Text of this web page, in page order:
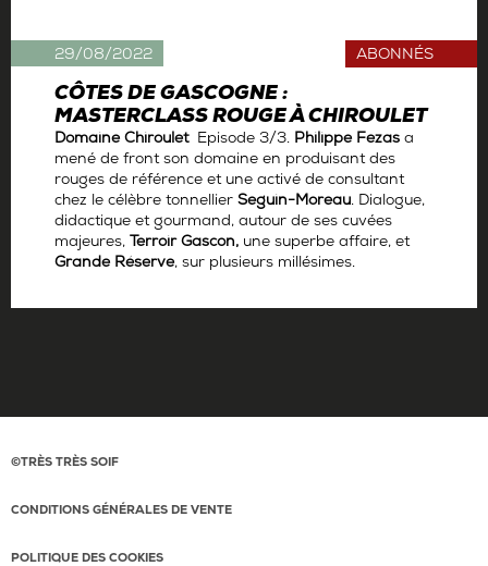
CÔTES DE GASCOGNE :
MASTERCLASS ROUGE À CHIROULET
ABONNÉS
Domaine ChirouletEpisode 3/3. Philippe Fezas a
mené de front son domaine en produisant des
rouges de référence et une activé de consultant
chez le célèbre tonnellier Seguin-Moreau. Dialogue,
didactique et gourmand, autour de ses cuvées
majeures, Terroir Gascon, une superbe affaire, et
Grande Réserve, sur plusieurs millésimes.
29/08/2022
©TRÈS TRÈS SOIF
CONDITIONS GÉNÉRALES DE VENTE
POLITIQUE DES COOKIES